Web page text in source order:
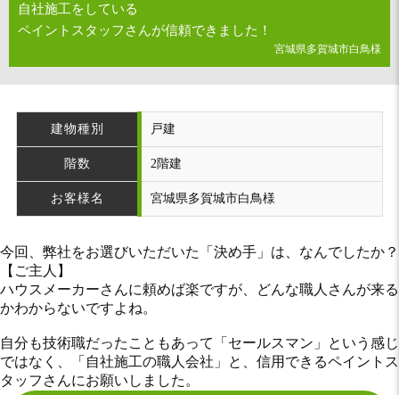
自社施工をしている
ペイントスタッフさんが信頼できました！
宮城県多賀城市白鳥様
建物種別 戸建
階数 2階建
お客様名 宮城県多賀城市白鳥様
今回、弊社をお選びいただいた「決め手」は、なんでしたか？
【ご主人】
ハウスメーカーさんに頼めば楽ですが、どんな職人さんが来る
かわからないですよね。
自分も技術職だったこともあって「セールスマン」という感じ
ではなく、「自社施工の職人会社」と、信用できるペイントス
タッフさんにお願いしました。